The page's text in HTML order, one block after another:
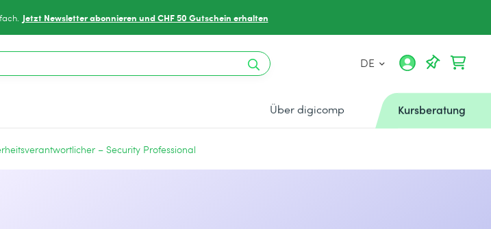
Jetzt Newsletter abonnieren und CHF 50 Gutschein erhalten
DE
Über digicomp Kursberatung
– Security Professional